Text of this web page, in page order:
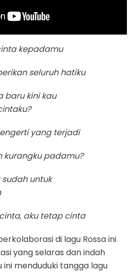
kepadamu
seluruh hatiku
baru kini kau
yang terjadi
kurangku padamu?
untuk
aku tetap cinta
di lagu Rossa ini
yang selaras dan indah
menduduki tangga lagu